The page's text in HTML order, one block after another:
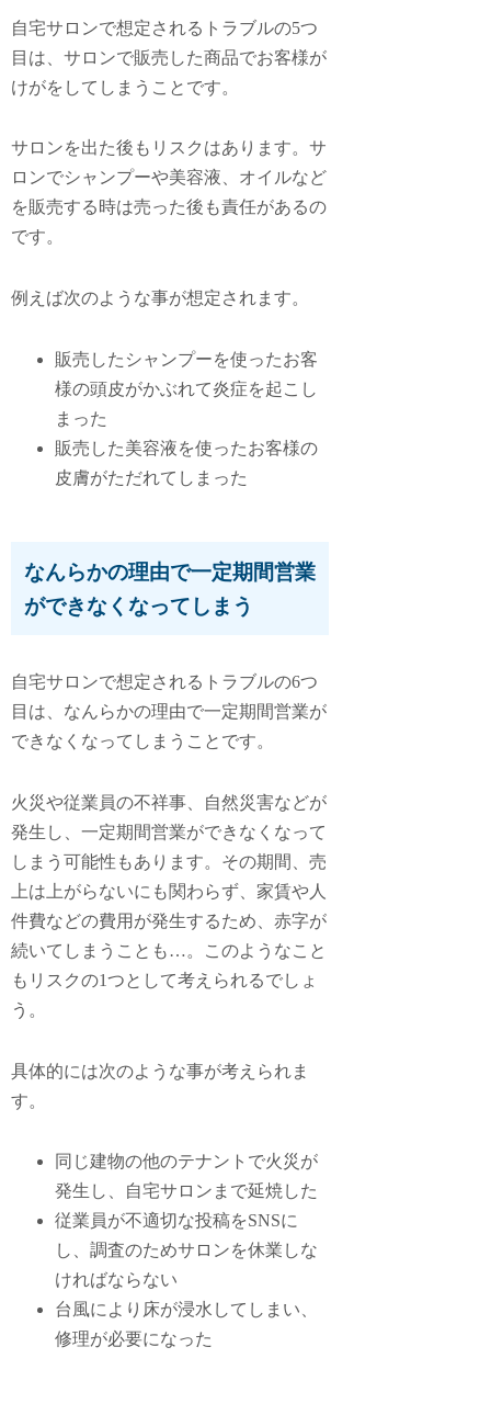
自宅サロンで想定されるトラブルの5つ
目は、サロンで販売した商品でお客様が
けがをしてしまうこと です。
サロンを出た後もリスクはあります。サ
ロンでシャンプーや美容液、オイルなど
を販売する時は売った後も責任があるの
です。
例えば次のような事が想定されます。
販売したシャンプーを使ったお客
様の頭皮がかぶれて炎症を起こし
まった
販売した美容液を使ったお客様の
皮膚がただれてしまった
なんらかの理由で一定期間営業
ができなくなってしまう
自宅サロンで想定されるトラブルの6つ
目は、 なんらかの理由で一定期間営業が
できなくなってしまうこと です。
火災や従業員の不祥事、自然災害などが
発生し、一定期間営業ができなくなって
しまう可能性もあります。その期間、売
上は上がらないにも関わらず、家賃や人
件費などの費用が発生するため、赤字が
続いてしまうことも…。このようなこと
もリスクの1つとして考えられるでしょ
う。
具体的には次のような事が考えられま
す。
同じ建物の他のテナントで火災が
発生し、自宅サロンまで延焼した
従業員が不適切な投稿をSNSに
し、調査のためサロンを休業しな
ければならない
台風により床が浸水してしまい、
修理が必要になった